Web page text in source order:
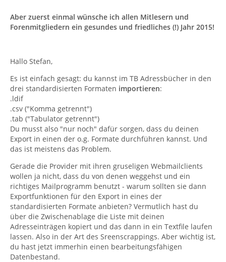
Aber zuerst einmal wünsche ich allen Mitlesern und
Forenmitgliedern ein gesundes und friedliches (!) Jahr 2015!
Hallo Stefan,
Es ist einfach gesagt: du kannst im TB Adressbücher in den
drei standardisierten Formaten importieren:
.ldif
.csv ("Komma getrennt")
.tab ("Tabulator getrennt")
Du musst also "nur noch" dafür sorgen, dass du deinen
Export in einen der o.g. Formate durchführen kannst. Und
das ist meistens das Problem.
Gerade die Provider mit ihren gruseligen Webmailclients
wollen ja nicht, dass du von denen weggehst und ein
richtiges Mailprogramm benutzt - warum sollten sie dann
Exportfunktionen für den Export in eines der
standardisierten Formate anbieten? Vermutlich hast du
über die Zwischenablage die Liste mit deinen
Adresseinträgen kopiert und das dann in ein Textfile laufen
lassen. Also in der Art des Sreenscrappings. Aber wichtig ist,
du hast jetzt immerhin einen bearbeitungsfähigen
Datenbestand.